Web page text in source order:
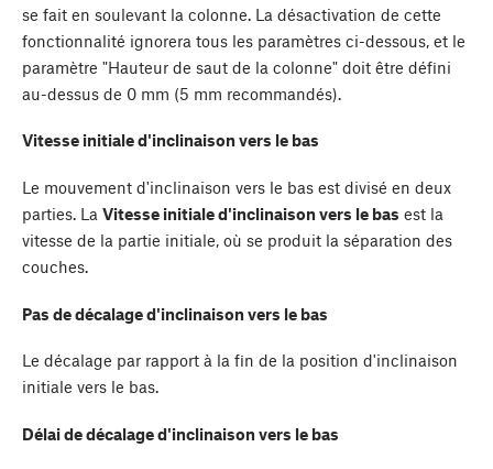
se fait en soulevant la colonne. La désactivation de cette
fonctionnalité ignorera tous les paramètres ci-dessous, et le
paramètre "Hauteur de saut de la colonne" doit être défini
au-dessus de 0 mm (5 mm recommandés).
Vitesse initiale d'inclinaison vers le bas
Le mouvement d'inclinaison vers le bas est divisé en deux
parties. La Vitesse initiale d'inclinaison vers le bas est la
vitesse de la partie initiale, où se produit la séparation des
couches.
Pas de décalage d'inclinaison vers le bas
Le décalage par rapport à la fin de la position d'inclinaison
initiale vers le bas.
Délai de décalage d'inclinaison vers le bas